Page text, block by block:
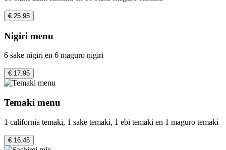
€ 25.95
Nigiri menu
6 sake nigiri en 6 maguro nigiri
€ 17.95
Temaki menu
1 california temaki, 1 sake temaki, 1 ebi temaki en 1 maguro temaki
€ 16.45